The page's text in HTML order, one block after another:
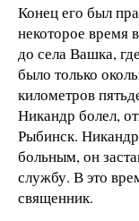
Конец его был
некоторое время
до села Вашка,
было только
километров
Никандр болел,
Рыбинск.
больным, он
службу. В это
священник.